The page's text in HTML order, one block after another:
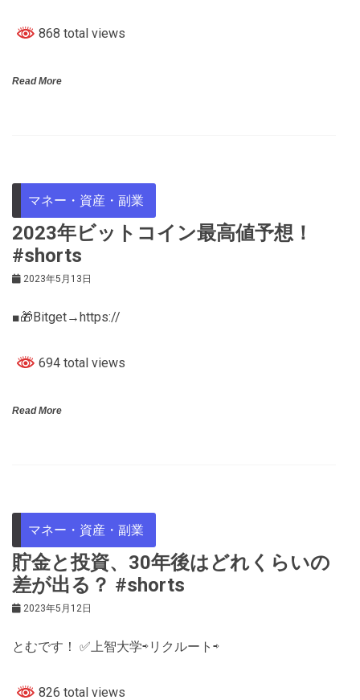
868 total views
Read More
マネー・資産・副業
2023年ビットコイン最高値予想！
#shorts
2023年5月13日
■🎁Bitget→https://
694 total views
Read More
マネー・資産・副業
貯金と投資、30年後はどれくらいの
差が出る？ #shorts
2023年5月12日
とむです！ ✅上智大学⇨リクルート⇨
826 total views